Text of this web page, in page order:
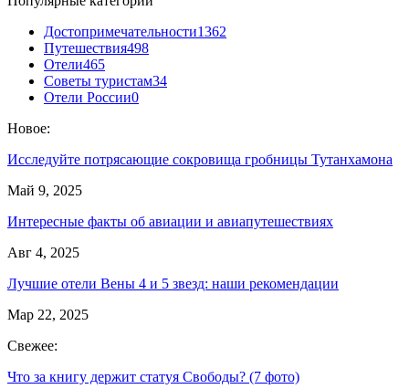
Достопримечательности1362
Путешествия498
Отели465
Советы туристам34
Отели России0
Новое:
Исследуйте потрясающие сокровища гробницы Тутанхамона
Май 9, 2025
Интересные факты об авиации и авиапутешествиях
Авг 4, 2025
Лучшие отели Вены 4 и 5 звезд: наши рекомендации
Мар 22, 2025
Свежее:
Что за книгу держит статуя Свободы? (7 фото)